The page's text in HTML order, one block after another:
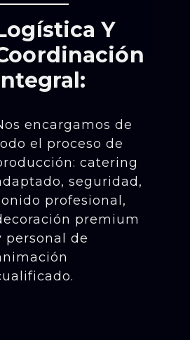
Y
encargamos de
el proceso de
catering
seguridad,
profesional,
premium
personal de